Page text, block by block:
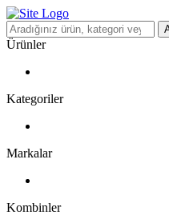
Ürünler
Kategoriler
Markalar
Kombinler